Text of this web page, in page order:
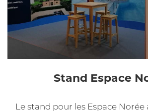
Stand Espace
Le stand pour les Espace Norée